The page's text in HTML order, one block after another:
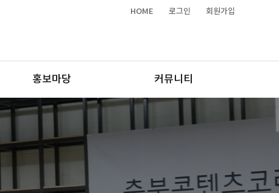
HOME 로그인 회원가입
홍보마당 커뮤니티